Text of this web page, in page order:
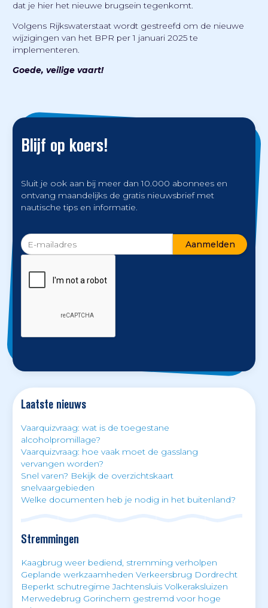
dat je hier het nieuwe brugsein tegenkomt.
Volgens Rijkswaterstaat wordt gestreefd om de nieuwe
wijzigingen van het BPR per 1 januari 2025 te
implementeren.
Goede, veilige vaart!
Blijf op koers!
Sluit je ook aan bij meer dan 10.000 abonnees en
ontvang maandelijks de gratis nieuwsbrief met
nautische tips en informatie.
Laatste nieuws
Vaarquizvraag: wat is de toegestane
alcoholpromillage?
Vaarquizvraag: hoe vaak moet de gasslang
vervangen worden?
Snel varen? Bekijk de overzichtskaart
snelvaargebieden
Welke documenten heb je nodig in het buitenland?
Stremmingen
Kaagbrug weer bediend, stremming verholpen
Geplande werkzaamheden Verkeersbrug Dordrecht
Beperkt schutregime Jachtensluis Volkeraksluizen
Merwedebrug Gorinchem gestremd voor hoge